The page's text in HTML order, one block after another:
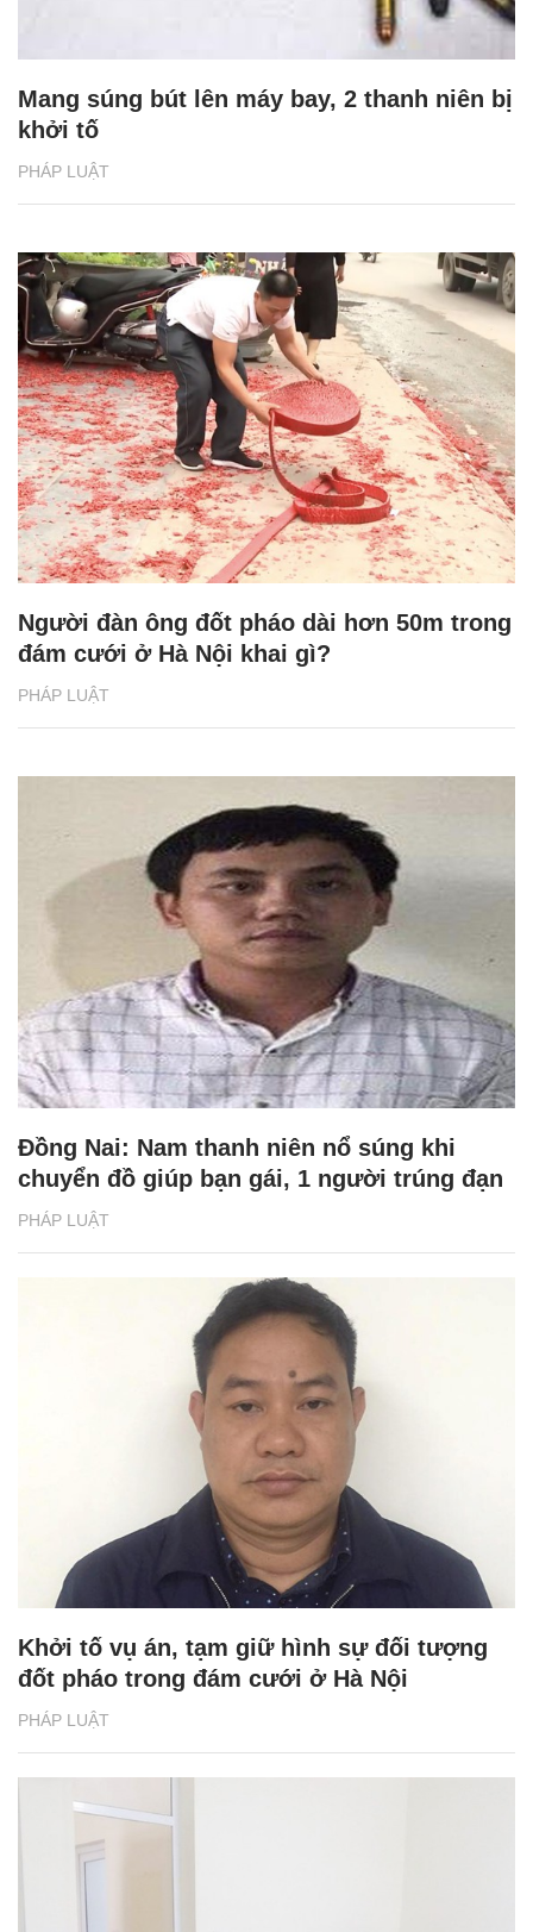
PHÁP LUẬT
Mang súng bút lên máy bay, 2 thanh niên bị
khởi tố
PHÁP LUẬT
Người đàn ông đốt pháo dài hơn 50m trong
đám cưới ở Hà Nội khai gì?
PHÁP LUẬT
Đồng Nai: Nam thanh niên nổ súng khi
chuyển đồ giúp bạn gái, 1 người trúng đạn
PHÁP LUẬT
Khởi tố vụ án, tạm giữ hình sự đối tượng
đốt pháo trong đám cưới ở Hà Nội